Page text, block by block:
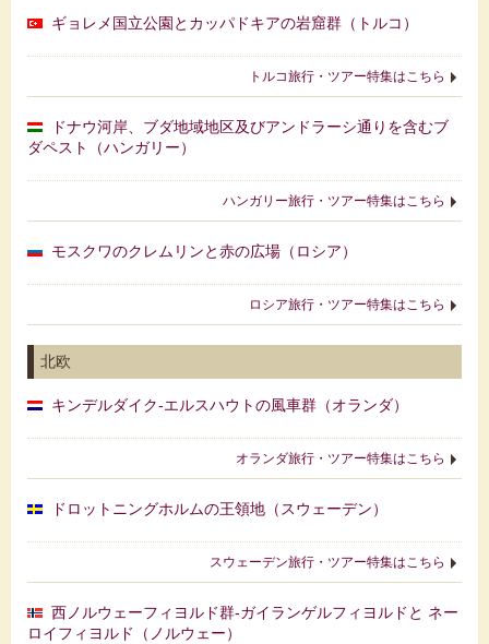
ギョレメ国立公園とカッパドキアの岩窟群（トルコ）
トルコ旅行・ツアー特集はこちら
ドナウ河岸、ブダ地域地区及びアンドラーシ通りを含むブ
ダペスト（ハンガリー）
ハンガリー旅行・ツアー特集はこちら
モスクワのクレムリンと赤の広場（ロシア）
ロシア旅行・ツアー特集はこちら
北欧
キンデルダイク‐エルスハウトの風車群（オランダ）
オランダ旅行・ツアー特集はこちら
ドロットニングホルムの王領地（スウェーデン）
スウェーデン旅行・ツアー特集はこちら
西ノルウェーフィヨルド群‐ガイランゲルフィヨルドと ネー
ロイフィヨルド（ノルウェー）